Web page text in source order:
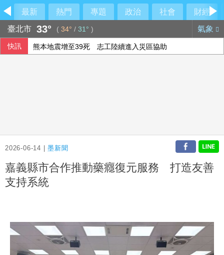
最新 熱門 專題 政治 社會
財經
臺北市 33° ( 34° / 31° ) 氣象
快訊 熊本地震增至39死 志工陸續進入災區協助
2026-06-14 |墨新聞
嘉義縣市合作推動藥癮復元服務 打造友善
支持系統